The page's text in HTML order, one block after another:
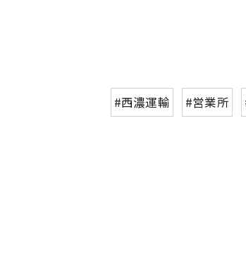
#西濃運輸 #営業所